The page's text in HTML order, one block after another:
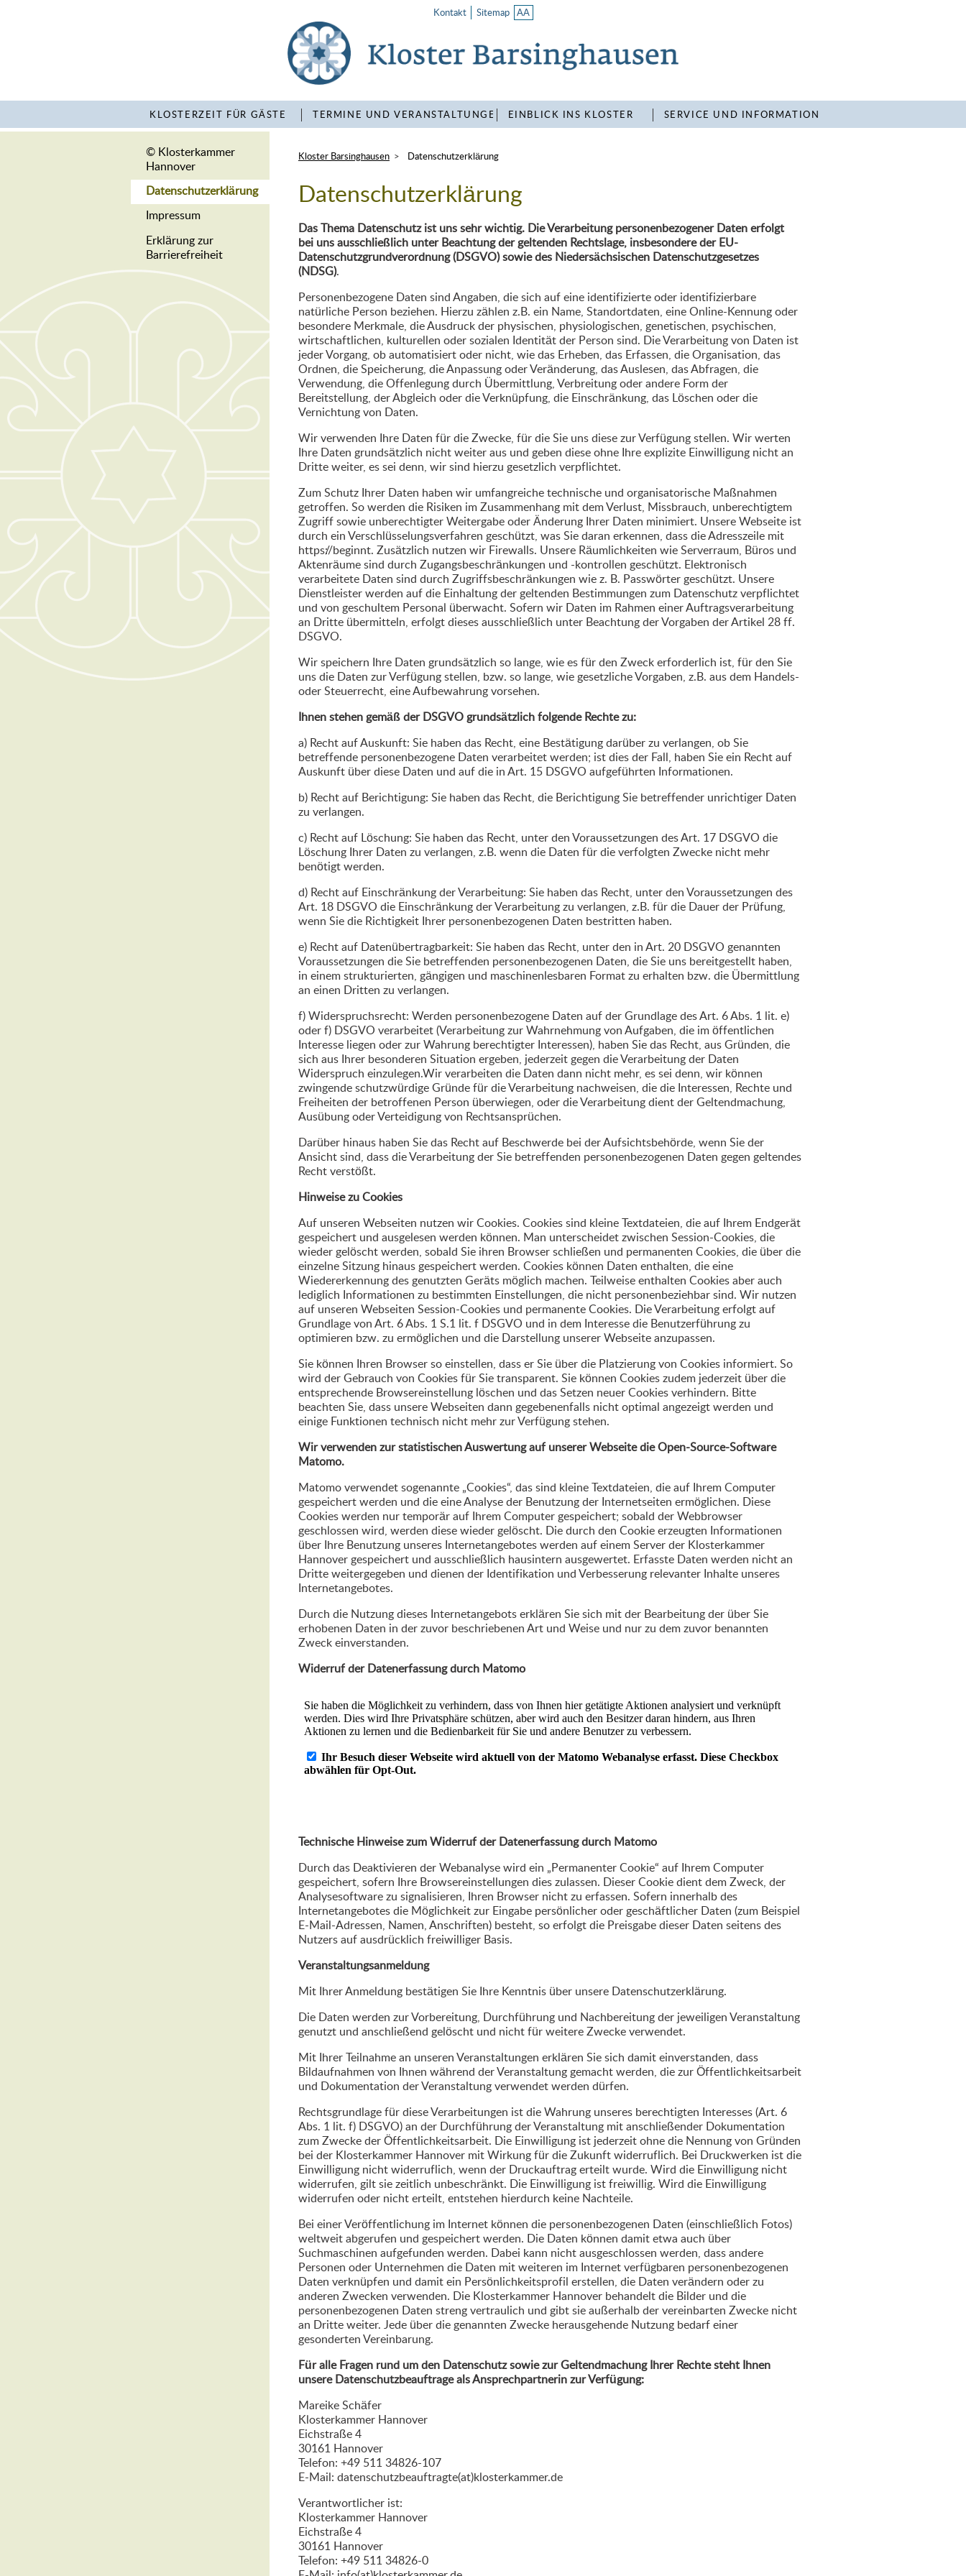
Kontakt Sitemap AA
KLOSTERZEIT FÜR GÄSTE TERMINE UND VERANSTALTUNGEN EINBLICK INS KLOSTER SERVICE UND INFORMATION
© Klosterkammer
Hannover
Datenschutzerklärung
Impressum
Erklärung zur
Barrierefreiheit
Kloster Barsinghausen Datenschutzerklärung
Datenschutzerklärung
Das Thema Datenschutz ist uns sehr wichtig. Die Verarbeitung personenbezogener Daten erfolgt
bei uns ausschließlich unter Beachtung der geltenden Rechtslage, insbesondere der EU-
Datenschutzgrundverordnung (DSGVO) sowie des Niedersächsischen Datenschutzgesetzes
(NDSG).
Personenbezogene Daten sind Angaben, die sich auf eine identifizierte oder identifizierbare
natürliche Person beziehen. Hierzu zählen z.B. ein Name, Standortdaten, eine Online-Kennung oder
besondere Merkmale, die Ausdruck der physischen, physiologischen, genetischen, psychischen,
wirtschaftlichen, kulturellen oder sozialen Identität der Person sind. Die Verarbeitung von Daten ist
jeder Vorgang, ob automatisiert oder nicht, wie das Erheben, das Erfassen, die Organisation, das
Ordnen, die Speicherung, die Anpassung oder Veränderung, das Auslesen, das Abfragen, die
Verwendung, die Offenlegung durch Übermittlung, Verbreitung oder andere Form der
Bereitstellung, der Abgleich oder die Verknüpfung, die Einschränkung, das Löschen oder die
Vernichtung von Daten.
Wir verwenden Ihre Daten für die Zwecke, für die Sie uns diese zur Verfügung stellen. Wir werten
Ihre Daten grundsätzlich nicht weiter aus und geben diese ohne Ihre explizite Einwilligung nicht an
Dritte weiter, es sei denn, wir sind hierzu gesetzlich verpflichtet.
Zum Schutz Ihrer Daten haben wir umfangreiche technische und organisatorische Maßnahmen
getroffen. So werden die Risiken im Zusammenhang mit dem Verlust, Missbrauch, unberechtigtem
Zugriff sowie unberechtigter Weitergabe oder Änderung Ihrer Daten minimiert. Unsere Webseite ist
durch ein Verschlüsselungsverfahren geschützt, was Sie daran erkennen, dass die Adresszeile mit
https:// beginnt. Zusätzlich nutzen wir Firewalls. Unsere Räumlichkeiten wie Serverraum, Büros und
Aktenräume sind durch Zugangsbeschränkungen und -kontrollen geschützt. Elektronisch
verarbeitete Daten sind durch Zugriffsbeschränkungen wie z. B. Passwörter geschützt. Unsere
Dienstleister werden auf die Einhaltung der geltenden Bestimmungen zum Datenschutz verpflichtet
und von geschultem Personal überwacht. Sofern wir Daten im Rahmen einer Auftragsverarbeitung
an Dritte übermitteln, erfolgt dieses ausschließlich unter Beachtung der Vorgaben der Artikel 28 ff.
DSGVO.
Wir speichern Ihre Daten grundsätzlich so lange, wie es für den Zweck erforderlich ist, für den Sie
uns die Daten zur Verfügung stellen, bzw. so lange, wie gesetzliche Vorgaben, z.B. aus dem Handels-
oder Steuerrecht, eine Aufbewahrung vorsehen.
Ihnen stehen gemäß der DSGVO grundsätzlich folgende Rechte zu:
a) Recht auf Auskunft: Sie haben das Recht, eine Bestätigung darüber zu verlangen, ob Sie
betreffende personenbezogene Daten verarbeitet werden; ist dies der Fall, haben Sie ein Recht auf
Auskunft über diese Daten und auf die in Art. 15 DSGVO aufgeführten Informationen.
b) Recht auf Berichtigung: Sie haben das Recht, die Berichtigung Sie betreffender unrichtiger Daten
zu verlangen.
c) Recht auf Löschung: Sie haben das Recht, unter den Voraussetzungen des Art. 17 DSGVO die
Löschung Ihrer Daten zu verlangen, z.B. wenn die Daten für die verfolgten Zwecke nicht mehr
benötigt werden.
d) Recht auf Einschränkung der Verarbeitung: Sie haben das Recht, unter den Voraussetzungen des
Art. 18 DSGVO die Einschränkung der Verarbeitung zu verlangen, z.B. für die Dauer der Prüfung,
wenn Sie die Richtigkeit Ihrer personenbezogenen Daten bestritten haben.
e) Recht auf Datenübertragbarkeit: Sie haben das Recht, unter den in Art. 20 DSGVO genannten
Voraussetzungen die Sie betreffenden personenbezogenen Daten, die Sie uns bereitgestellt haben,
in einem strukturierten, gängigen und maschinenlesbaren Format zu erhalten bzw. die Übermittlung
an einen Dritten zu verlangen.
f) Widerspruchsrecht: Werden personenbezogene Daten auf der Grundlage des Art. 6 Abs. 1 lit. e)
oder f) DSGVO verarbeitet (Verarbeitung zur Wahrnehmung von Aufgaben, die im öffentlichen
Interesse liegen oder zur Wahrung berechtigter Interessen), haben Sie das Recht, aus Gründen, die
sich aus Ihrer besonderen Situation ergeben, jederzeit gegen die Verarbeitung der Daten
Widerspruch einzulegen.Wir verarbeiten die Daten dann nicht mehr, es sei denn, wir können
zwingende schutzwürdige Gründe für die Verarbeitung nachweisen, die die Interessen, Rechte und
Freiheiten der betroffenen Person überwiegen, oder die Verarbeitung dient der Geltendmachung,
Ausübung oder Verteidigung von Rechtsansprüchen.
Darüber hinaus haben Sie das Recht auf Beschwerde bei der Aufsichtsbehörde, wenn Sie der
Ansicht sind, dass die Verarbeitung der Sie betreffenden personenbezogenen Daten gegen geltendes
Recht verstößt.
Hinweise zu Cookies
Auf unseren Webseiten nutzen wir Cookies. Cookies sind kleine Textdateien, die auf Ihrem Endgerät
gespeichert und ausgelesen werden können. Man unterscheidet zwischen Session-Cookies, die
wieder gelöscht werden, sobald Sie ihren Browser schließen und permanenten Cookies, die über die
einzelne Sitzung hinaus gespeichert werden. Cookies können Daten enthalten, die eine
Wiedererkennung des genutzten Geräts möglich machen. Teilweise enthalten Cookies aber auch
lediglich Informationen zu bestimmten Einstellungen, die nicht personenbeziehbar sind. Wir nutzen
auf unseren Webseiten Session-Cookies und permanente Cookies. Die Verarbeitung erfolgt auf
Grundlage von Art. 6 Abs. 1 S.1 lit. f DSGVO und in dem Interesse die Benutzerführung zu
optimieren bzw. zu ermöglichen und die Darstellung unserer Webseite anzupassen.
Sie können Ihren Browser so einstellen, dass er Sie über die Platzierung von Cookies informiert. So
wird der Gebrauch von Cookies für Sie transparent. Sie können Cookies zudem jederzeit über die
entsprechende Browsereinstellung löschen und das Setzen neuer Cookies verhindern. Bitte
beachten Sie, dass unsere Webseiten dann gegebenenfalls nicht optimal angezeigt werden und
einige Funktionen technisch nicht mehr zur Verfügung stehen.
Wir verwenden zur statistischen Auswertung auf unserer Webseite die Open-Source-Software
Matomo.
Matomo verwendet sogenannte „Cookies“, das sind kleine Textdateien, die auf Ihrem Computer
gespeichert werden und die eine Analyse der Benutzung der Internetseiten ermöglichen. Diese
Cookies werden nur temporär auf Ihrem Computer gespeichert; sobald der Webbrowser
geschlossen wird, werden diese wieder gelöscht. Die durch den Cookie erzeugten Informationen
über Ihre Benutzung unseres Internetangebotes werden auf einem Server der Klosterkammer
Hannover gespeichert und ausschließlich hausintern ausgewertet. Erfasste Daten werden nicht an
Dritte weitergegeben und dienen der Identifikation und Verbesserung relevanter Inhalte unseres
Internetangebotes.
Durch die Nutzung dieses Internetangebots erklären Sie sich mit der Bearbeitung der über Sie
erhobenen Daten in der zuvor beschriebenen Art und Weise und nur zu dem zuvor benannten
Zweck einverstanden.
Widerruf der Datenerfassung durch Matomo
Technische Hinweise zum Widerruf der Datenerfassung durch Matomo
Durch das Deaktivieren der Webanalyse wird ein „Permanenter Cookie“ auf Ihrem Computer
gespeichert, sofern Ihre Browsereinstellungen dies zulassen. Dieser Cookie dient dem Zweck, der
Analysesoftware zu signalisieren, Ihren Browser nicht zu erfassen. Sofern innerhalb des
Internetangebotes die Möglichkeit zur Eingabe persönlicher oder geschäftlicher Daten (zum Beispiel
E-Mail-Adressen, Namen, Anschriften) besteht, so erfolgt die Preisgabe dieser Daten seitens des
Nutzers auf ausdrücklich freiwilliger Basis.
Veranstaltungsanmeldung
Mit Ihrer Anmeldung bestätigen Sie Ihre Kenntnis über unsere Datenschutzerklärung.
Die Daten werden zur Vorbereitung, Durchführung und Nachbereitung der jeweiligen Veranstaltung
genutzt und anschließend gelöscht und nicht für weitere Zwecke verwendet.
Mit Ihrer Teilnahme an unseren Veranstaltungen erklären Sie sich damit einverstanden, dass
Bildaufnahmen von Ihnen während der Veranstaltung gemacht werden, die zur Öffentlichkeitsarbeit
und Dokumentation der Veranstaltung verwendet werden dürfen.
Rechtsgrundlage für diese Verarbeitungen ist die Wahrung unseres berechtigten Interesses (Art. 6
Abs. 1 lit. f) DSGVO) an der Durchführung der Veranstaltung mit anschließender Dokumentation
zum Zwecke der Öffentlichkeitsarbeit. Die Einwilligung ist jederzeit ohne die Nennung von Gründen
bei der Klosterkammer Hannover mit Wirkung für die Zukunft widerruflich. Bei Druckwerken ist die
Einwilligung nicht widerruflich, wenn der Druckauftrag erteilt wurde. Wird die Einwilligung nicht
widerrufen, gilt sie zeitlich unbeschränkt. Die Einwilligung ist freiwillig. Wird die Einwilligung
widerrufen oder nicht erteilt, entstehen hierdurch keine Nachteile.
Bei einer Veröffentlichung im Internet können die personenbezogenen Daten (einschließlich Fotos)
weltweit abgerufen und gespeichert werden. Die Daten können damit etwa auch über
Suchmaschinen aufgefunden werden. Dabei kann nicht ausgeschlossen werden, dass andere
Personen oder Unternehmen die Daten mit weiteren im Internet verfügbaren personenbezogenen
Daten verknüpfen und damit ein Persönlichkeitsprofil erstellen, die Daten verändern oder zu
anderen Zwecken verwenden. Die Klosterkammer Hannover behandelt die Bilder und die
personenbezogenen Daten streng vertraulich und gibt sie außerhalb der vereinbarten Zwecke nicht
an Dritte weiter. Jede über die genannten Zwecke herausgehende Nutzung bedarf einer
gesonderten Vereinbarung.
Für alle Fragen rund um den Datenschutz sowie zur Geltendmachung Ihrer Rechte steht Ihnen
unsere Datenschutzbeauftrage als Ansprechpartnerin zur Verfügung:
Mareike Schäfer
Klosterkammer Hannover
Eichstraße 4
30161 Hannover
Telefon: +49 511 34826-107
E-Mail: datenschutzbeauftragte(at)klosterkammer.de
Verantwortlicher ist:
Klosterkammer Hannover
Eichstraße 4
30161 Hannover
Telefon: +49 511 34826-0